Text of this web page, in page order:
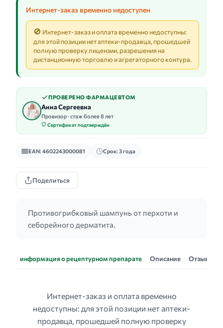
Интернет-заказ временно недоступен
🚫 Интернет-заказ и оплата временно недоступны:
для этой позиции нет аптеки-продавца, прошедшей
полную проверку лицензии, разрешения на
дистанционную торговлю и агрегаторного контура.
ПРОВЕРЕНО ФАРМАЦЕВТОМ
Анна Сергеевна
Провизор · стаж более 8 лет
Сертификат подтверждён
EAN: 4602243000081 Срок: 3 года
Поделиться
Противогрибковый шампунь от перхоти и
себорейного дерматита.
информация о рецептурном препарате Описание Отзывы
Интернет-заказ и оплата временно
недоступны: для этой позиции нет аптеки-
продавца, прошедшей полную проверку